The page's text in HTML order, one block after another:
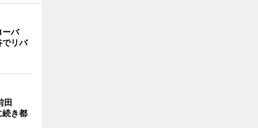
ーバ
でリバ
田
き都